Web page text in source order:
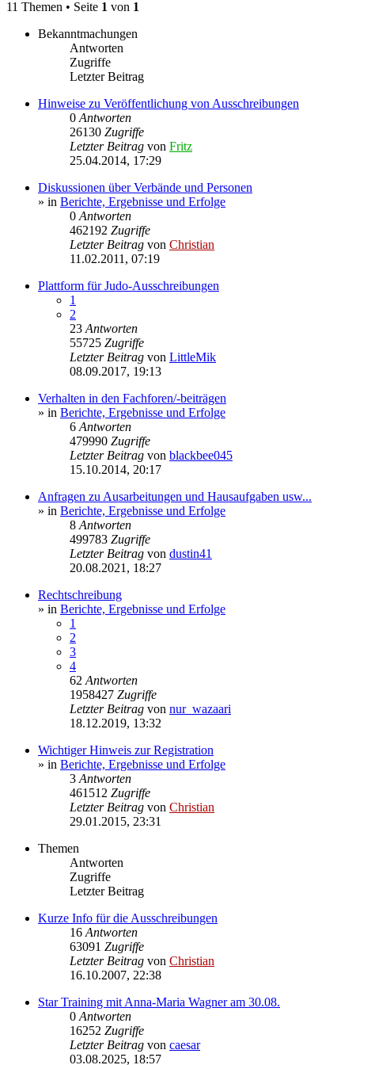
11 Themen • Seite 1 von 1
Bekanntmachungen
Antworten
Zugriffe
Letzter Beitrag
Hinweise zu Veröffentlichung von Ausschreibungen
0 Antworten
26130 Zugriffe
Letzter Beitrag von Fritz
25.04.2014, 17:29
Diskussionen über Verbände und Personen
» in Berichte, Ergebnisse und Erfolge
0 Antworten
462192 Zugriffe
Letzter Beitrag von Christian
11.02.2011, 07:19
Plattform für Judo-Ausschreibungen
1
2
23 Antworten
55725 Zugriffe
Letzter Beitrag von LittleMik
08.09.2017, 19:13
Verhalten in den Fachforen/-beiträgen
» in Berichte, Ergebnisse und Erfolge
6 Antworten
479990 Zugriffe
Letzter Beitrag von blackbee045
15.10.2014, 20:17
Anfragen zu Ausarbeitungen und Hausaufgaben usw...
» in Berichte, Ergebnisse und Erfolge
8 Antworten
499783 Zugriffe
Letzter Beitrag von dustin41
20.08.2021, 18:27
Rechtschreibung
» in Berichte, Ergebnisse und Erfolge
1
2
3
4
62 Antworten
1958427 Zugriffe
Letzter Beitrag von nur_wazaari
18.12.2019, 13:32
Wichtiger Hinweis zur Registration
» in Berichte, Ergebnisse und Erfolge
3 Antworten
461512 Zugriffe
Letzter Beitrag von Christian
29.01.2015, 23:31
Themen
Antworten
Zugriffe
Letzter Beitrag
Kurze Info für die Ausschreibungen
16 Antworten
63091 Zugriffe
Letzter Beitrag von Christian
16.10.2007, 22:38
Star Training mit Anna-Maria Wagner am 30.08.
0 Antworten
16252 Zugriffe
Letzter Beitrag von caesar
03.08.2025, 18:57